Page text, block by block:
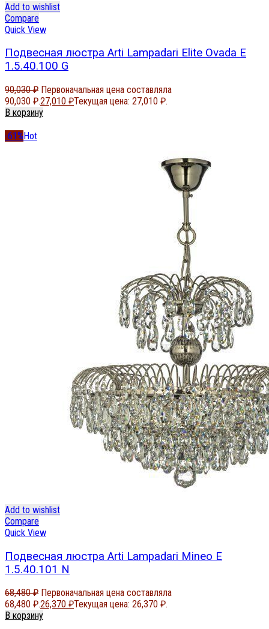
Add to wishlist
Compare
Quick View
Подвесная люстра Arti Lampadari Elite Ovada E
1.5.40.100 G
90,030₽ Первоначальная цена составляла
90,030 ₽.27,010 ₽Текущая цена: 27,010 ₽.
В корзину
-61%Hot
Add to wishlist
Compare
Quick View
Подвесная люстра Arti Lampadari Mineo E
1.5.40.101 N
68,480₽ Первоначальная цена составляла
68,480 ₽.26,370 ₽Текущая цена: 26,370 ₽.
В корзину